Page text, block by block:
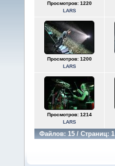
Просмотров: 1220
LARS
Просмотров: 1200
LARS
Просмотров: 1214
LARS
Файлов: 15 / Страниц: 1